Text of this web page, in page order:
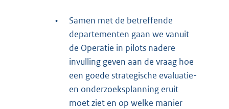
•
Samen met de betreffende
departementen gaan we vanuit
de Operatie in pilots nadere
invulling geven aan de vraag hoe
een goede strategische evaluatie-
en onderzoeksplanning eruit
moet ziet en op welke manier